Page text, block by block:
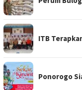
ITB
Ponorogo